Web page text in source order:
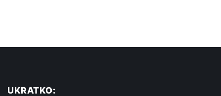
UKRATKO: